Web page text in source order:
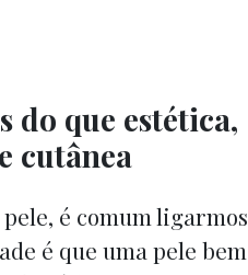
do que estética,
cutânea
é comum ligarmos
é que uma pele bem